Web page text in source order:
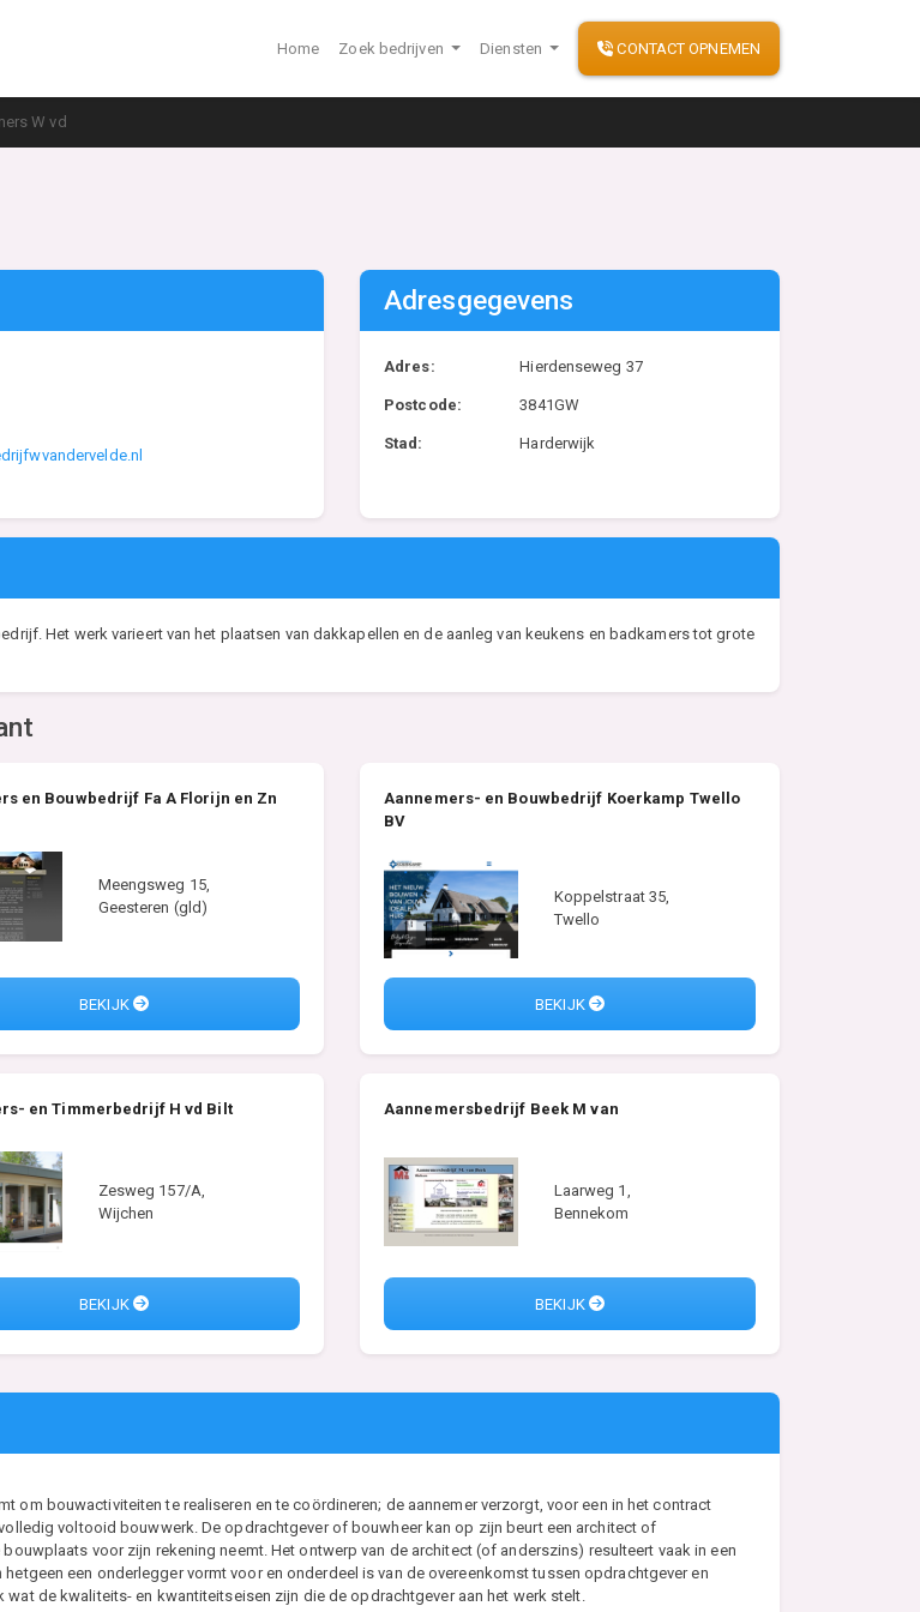
Home Zoek bedrijven Diensten CONTACT OPNEMEN
W vd
Adresgegevens
Adres: Hierdenseweg 37
Postcode: 3841GW
Stad: Harderwijk
Het werk varieert van het plaatsen van dakkapellen en de aanleg van keukens en badkamers tot grote
en Bouwbedrijf Fa A Florijn en Zn
Meengsweg 15,
Geesteren (gld)
BEKIJK
Aannemers- en Bouwbedrijf Koerkamp Twello
BV
Koppelstraat 35,
Twello
BEKIJK
en Timmerbedrijf H vd Bilt
Zesweg 157/A,
Wijchen
BEKIJK
Aannemersbedrijf Beek M van
Laarweg 1,
Bennekom
BEKIJK
om bouwactiviteiten te realiseren en te coördineren; de aannemer verzorgt, voor een in het contract
voltooid bouwwerk. De opdrachtgever of bouwheer kan op zijn beurt een architect of
voor zijn rekening neemt. Het ontwerp van de architect (of anderszins) resulteert vaak in een
een onderlegger vormt voor en onderdeel is van de overeenkomst tussen opdrachtgever en
de kwaliteits- en kwantiteitseisen zijn die de opdrachtgever aan het werk stelt.